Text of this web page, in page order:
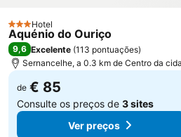
3 Estrelas
Hotel
Aquénio do Ouriço
9,6 Excelente (113 pontuações)
Sernancelhe, a 0.3 km de Centro da
de € 85
Consulte os preços de 3 sites
Ver preços